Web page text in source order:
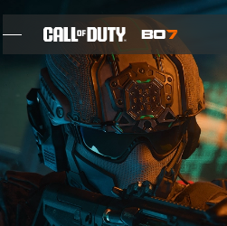
FUNCIONES
TEMPORADA 05
REGISTRARTE PARA RECIBIR
BLOG